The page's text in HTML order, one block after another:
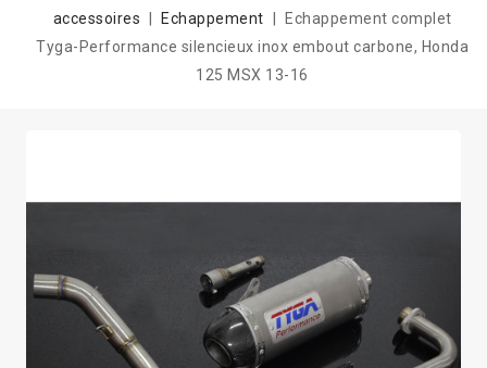
accessoires
Echappement
Echappement complet
Tyga-Performance silencieux inox embout carbone, Honda
125 MSX 13-16